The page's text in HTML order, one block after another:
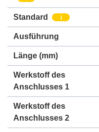
Standard i
Ausführung
Länge (mm)
Werkstoff des
Anschlusses 1
Werkstoff des
Anschlusses 2